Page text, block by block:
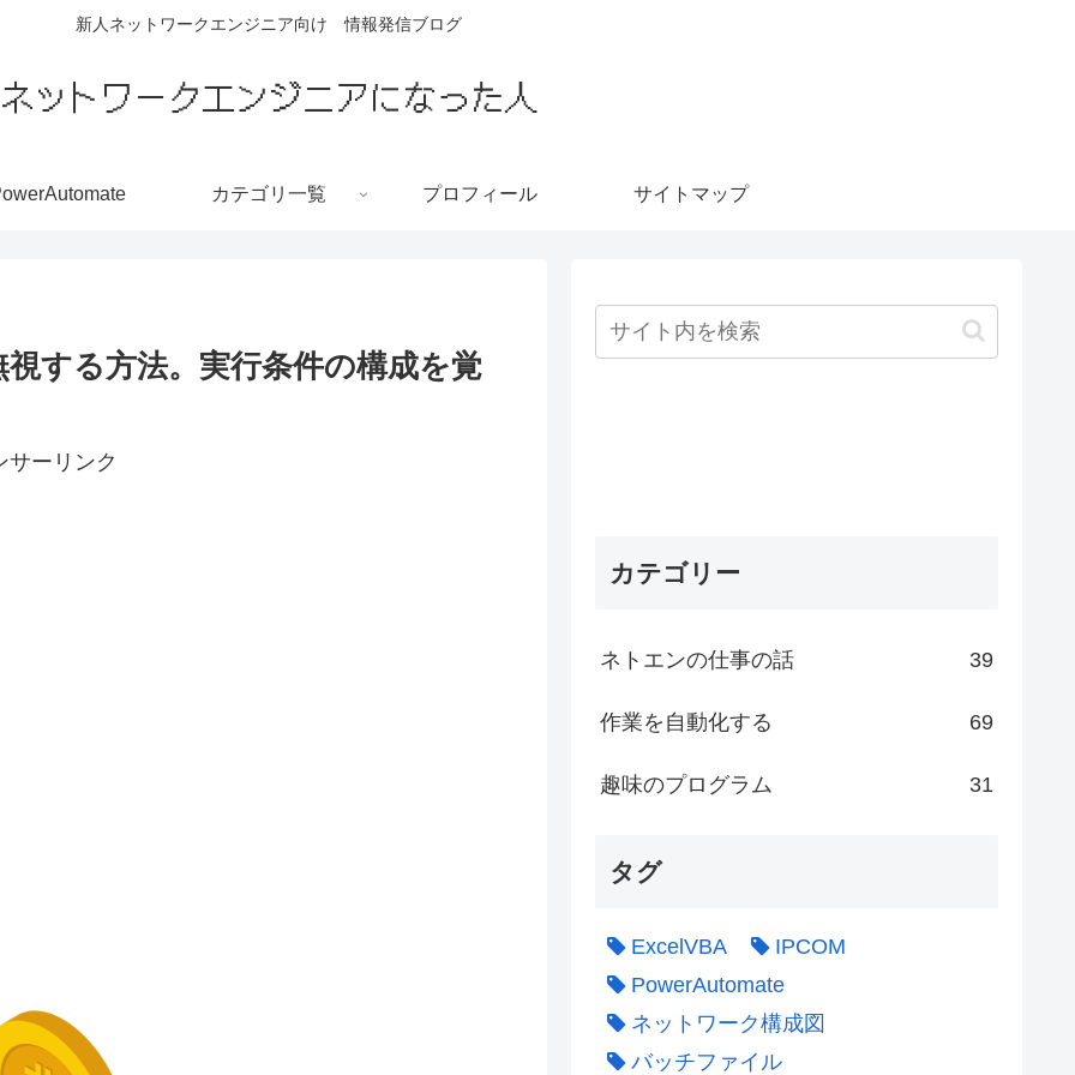
新人ネットワークエンジニア向け 情報発信ブログ
ネットワークエンジニアになった人
カテゴリ一覧 プロフィール サイトマップ
する方法。実行条件の構成を覚
サーリンク
カテゴリー
ネトエンの仕事の話 39
作業を自動化する 69
趣味のプログラム 31
タグ
ExcelVBA
IPCOM
PowerAutomate
ネットワーク構成図
バッチファイル